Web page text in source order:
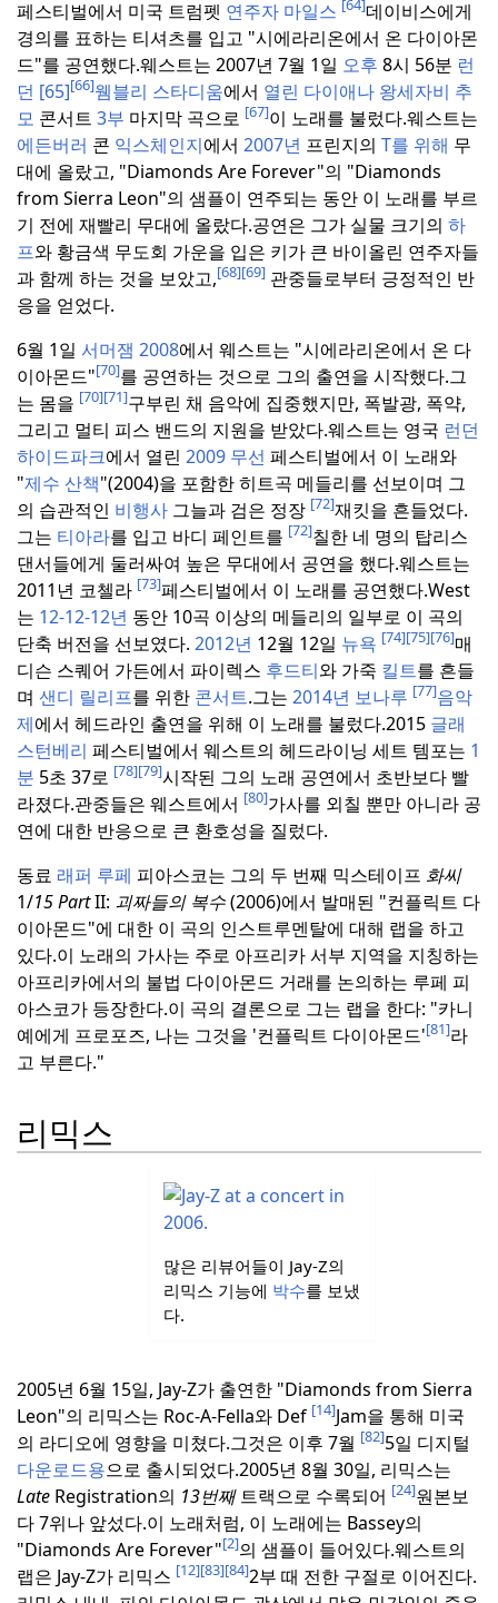
페스티벌에서 미국 트럼펫 연주자 마일스 [64]데이비스에게
경의를 표하는 티셔츠를 입고 "시에라리온에서 온 다이아몬
드"를 공연했다.웨스트는 2007년 7월 1일 오후 8시 56분 런
던 [65][66]웸블리 스타디움에서 열린 다이애나 왕세자비 추
모 콘서트 3부 마지막 곡으로 [67]이 노래를 불렀다.웨스트는
에든버러 콘 익스체인지에서 2007년 프린지의 T를 위해 무
대에 올랐고, "Diamonds Are Forever"의 "Diamonds
from Sierra Leon"의 샘플이 연주되는 동안 이 노래를 부르
기 전에 재빨리 무대에 올랐다.공연은 그가 실물 크기의 하
프와 황금색 무도회 가운을 입은 키가 큰 바이올린 연주자들
과 함께 하는 것을 보았고,[68][69] 관중들로부터 긍정적인 반
응을 얻었다.
6월 1일 서머잼 2008에서 웨스트는 "시에라리온에서 온 다
이아몬드"[70]를 공연하는 것으로 그의 출연을 시작했다.그
는 몸을 [70][71]구부린 채 음악에 집중했지만, 폭발광, 폭약,
그리고 멀티 피스 밴드의 지원을 받았다.웨스트는 영국 런던
하이드파크에서 열린 2009 무선 페스티벌에서 이 노래와
"제수 산책"(2004)을 포함한 히트곡 메들리를 선보이며 그
의 습관적인 비행사 그늘과 검은 정장 [72]재킷을 흔들었다.
그는 티아라를 입고 바디 페인트를 [72]칠한 네 명의 탑리스
댄서들에게 둘러싸여 높은 무대에서 공연을 했다.웨스트는
2011년 코첼라 [73]페스티벌에서 이 노래를 공연했다.West
는 12-12-12년 동안 10곡 이상의 메들리의 일부로 이 곡의
단축 버전을 선보였다. 2012년 12월 12일 뉴욕 [74][75][76]매
디슨 스퀘어 가든에서 파이렉스 후드티와 가죽 킬트를 흔들
며 샌디 릴리프를 위한 콘서트.그는 2014년 보나루 [77]음악
제에서 헤드라인 출연을 위해 이 노래를 불렀다.2015 글래
스턴베리 페스티벌에서 웨스트의 헤드라이닝 세트 템포는 1
분 5초 37로 [78][79]시작된 그의 노래 공연에서 초반보다 빨
라졌다.관중들은 웨스트에서 [80]가사를 외칠 뿐만 아니라 공
연에 대한 반응으로 큰 환호성을 질렀다.
동료 래퍼 루페 피아스코는 그의 두 번째 믹스테이프 화씨
1/15 PartII: 괴짜들의 복수(2006)에서 발매된 "컨플릭트 다
이아몬드"에 대한 이 곡의 인스트루멘탈에 대해 랩을 하고
있다.이 노래의 가사는 주로 아프리카 서부 지역을 지칭하는
아프리카에서의 불법 다이아몬드 거래를 논의하는 루페 피
아스코가 등장한다.이 곡의 결론으로 그는 랩을 한다: "카니
예에게 프로포즈, 나는 그것을 '컨플릭트 다이아몬드'[81]라
고 부른다."
리믹스
많은 리뷰어들이 Jay-Z의
리믹스 기능에 박수를 보냈
다.
2005년 6월 15일, Jay-Z가 출연한 "Diamonds from Sierra
Leon"의 리믹스는 Roc-A-Fella와 Def [14]Jam을 통해 미국
의 라디오에 영향을 미쳤다.그것은 이후 7월 [82]5일 디지털
다운로드용으로 출시되었다.2005년 8월 30일, 리믹스는
Late Registration의 13번째트랙으로 수록되어 [24]원본보
다 7위나 앞섰다.이 노래처럼, 이 노래에는 Bassey의
"Diamonds Are Forever"[2]의 샘플이 들어있다.웨스트의
랩은 Jay-Z가 리믹스 [12][83][84]2부 때 전한 구절로 이어진다.